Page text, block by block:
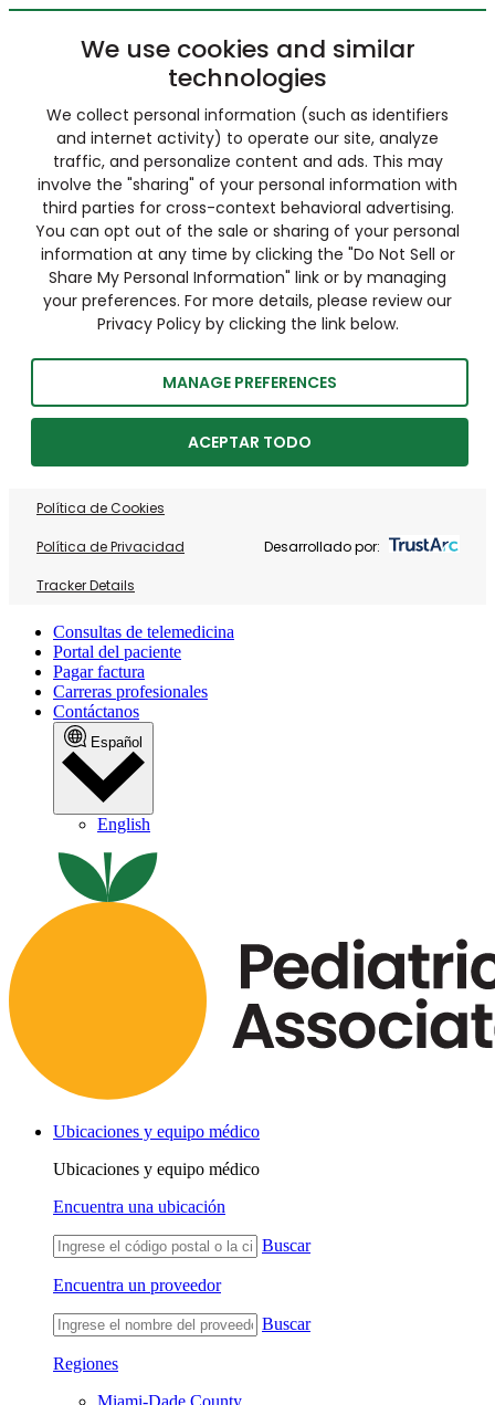
We use cookies and similar
technologies
We collect personal information (such as identifiers
and internet activity) to operate our site, analyze
traffic, and personalize content and ads. This may
involve the "sharing" of your personal information with
third parties for cross-context behavioral advertising.
You can opt out of the sale or sharing of your personal
information at any time by clicking the "Do Not Sell or
Share My Personal Information" link or by managing
your preferences. For more details, please review our
Privacy Policy by clicking the link below.
MANAGE PREFERENCES
ACEPTAR TODO
Política de Cookies
Política de Privacidad
Tracker Details
Desarrollado por:
Consultas de telemedicina
Portal del paciente
Pagar factura
Carreras profesionales
Contáctanos
Español
English
Ubicaciones y equipo médico
Ubicaciones y equipo médico
Encuentra una ubicación
Buscar
Encuentra un proveedor
Buscar
Regiones
Miami-Dade County